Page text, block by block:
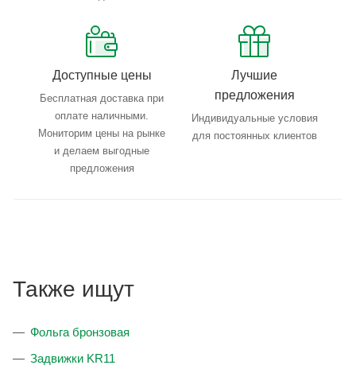
Доступные цены
Бесплатная доставка при
оплате наличными.
Мониторим цены на рынке
и делаем выгодные
предложения
Лучшие
предложения
Индивидуальные условия
для постоянных клиентов
Также ищут
Фольга бронзовая
Задвижки KR11